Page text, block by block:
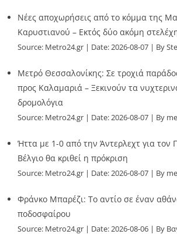
Νέες αποχωρήσεις από το κόμμα της
Καρυστιανού – Εκτός δύο ακόμη
Source: Metro24.gr Date: 2026-08-07 By
Μετρό Θεσσαλονίκης: Σε τροχιά
προς Καλαμαριά – Ξεκινούν τα
δρομολόγια
Source: Metro24.gr Date: 2026-08-07 By
Ήττα με 1-0 από την Άντερλεχτ για τον
Βέλγιο θα κριθεί η πρόκριση
Source: Metro24.gr Date: 2026-08-07 By
Φράνκο Μπαρέζι: Το αντίο σε έναν
ποδοσφαίρου
Source: Metro24.gr Date: 2026-08-06
By